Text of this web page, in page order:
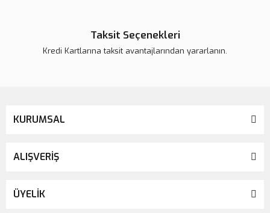
Taksit Seçenekleri
Kredi Kartlarına taksit avantajlarından yararlanın.
KURUMSAL
ALIŞVERİŞ
ÜYELİK